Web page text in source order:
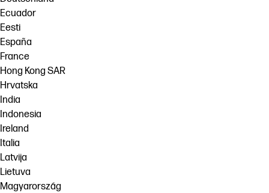
Ecuador
Eesti
España
France
Hong Kong SAR
Hrvatska
India
Indonesia
Ireland
Italia
Latvija
Lietuva
Magyarország